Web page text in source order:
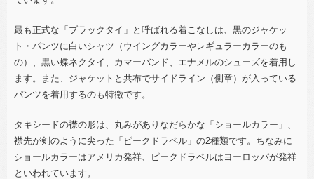
最も正式な「ブラックタイ」と呼ばれる着こなしは、黒のジャケッ
ト・パンツに白いシャツ（ウイングカラーやレギュラーカラーのも
の）、黒い蝶ネクタイ、カマーバンド、エナメルのシューズを着用し
ます。また、ジャケットと共布でサイドライン（側章）が入っている
パンツを着用するのも特徴です。
タキシードの襟の形は、丸みがありなだらかな「ショールカラー」、
襟先が剣のように尖った「ピークドラペル」の2種類です。ちなみに
ショールカラーはアメリカ発祥、ピークドラペルはヨーロッパが発祥
といわれています。